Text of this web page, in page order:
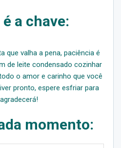
a chave:
que valha a pena, paciência é
de leite condensado cozinhar
o amor e carinho que você
pronto, espere esfriar para
momento: